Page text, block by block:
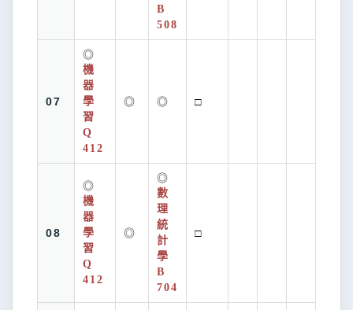
B
508
07
◎
機
器
學
習
Q
412
◎ ◎ □
08
◎
機
器
學
習
Q
412
◎
◎
數
理
統
計
學
B
704
□